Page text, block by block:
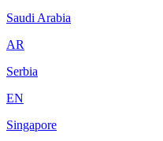
Saudi Arabia
AR
Serbia
EN
Singapore